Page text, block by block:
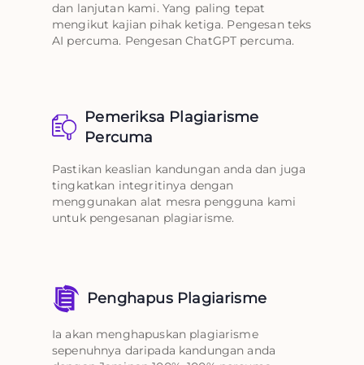
dan lanjutan kami. Yang paling tepat
mengikut kajian pihak ketiga. Pengesan teks
AI percuma. Pengesan ChatGPT percuma.
Pemeriksa Plagiarisme
Percuma
Pastikan keaslian kandungan anda dan juga
tingkatkan integritinya dengan
menggunakan alat mesra pengguna kami
untuk pengesanan plagiarisme.
Penghapus Plagiarisme
Ia akan menghapuskan plagiarisme
sepenuhnya daripada kandungan anda